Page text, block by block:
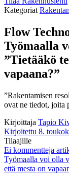
Kategoriat
Flow
Työmaalla
”Tietääkö
vapaana?”
”Rakentamisen
ovat ne tiedot, joita
Kirjoittaja Tapio
Kirjoitettu 8.
Tilaajille
Ei kommentteja
Työmaalla voi olla
että mesta on